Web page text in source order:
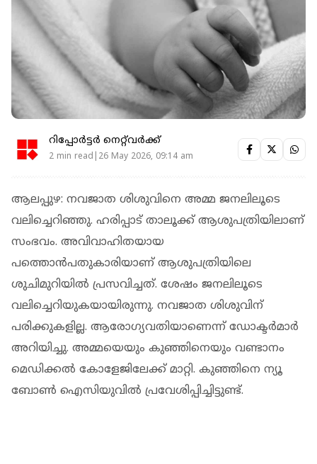
റിപ്പോർട്ടർ നെറ്റ്‌വര്‍ക്ക്‌
2 min read|26 May 2026, 09:14 am
ആലപ്പുഴ: നവജാത ശിശുവിനെ അമ്മ ജനലിലൂടെ
വലിച്ചെറിഞ്ഞു. ഹരിപ്പാട് താലൂക്ക് ആശുപത്രിയിലാണ്
സംഭവം. അവിവാഹിതയായ
പത്തൊന്‍പതുകാരിയാണ് ആശുപത്രിയിലെ
ശുചിമുറിയില്‍ പ്രസവിച്ചത്. ശേഷം ജനലിലൂടെ
വലിച്ചെറിയുകയായിരുന്നു. നവജാത ശിശുവിന്
പരിക്കുകളില്ല. ആരോഗ്യവതിയാണെന്ന് ഡോക്ടര്‍മാര്‍
അറിയിച്ചു. അമ്മയെയും കുഞ്ഞിനെയും വണ്ടാനം
മെഡിക്കല്‍ കോളേജിലേക്ക് മാറ്റി. കുഞ്ഞിനെ ന്യൂ
ബോണ്‍ ഐസിയുവില്‍ പ്രവേശിപ്പിച്ചിട്ടുണ്ട്.